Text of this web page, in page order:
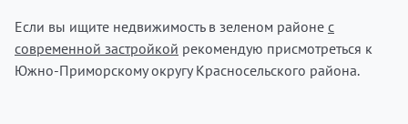
Если вы ищите недвижимость в зеленом районе с
современной застройкой рекомендую присмотреться к
Южно-Приморскому округу Красносельского района.